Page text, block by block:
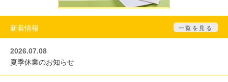
新着情報 一覧を見る
2026.07.08
夏季休業のお知らせ